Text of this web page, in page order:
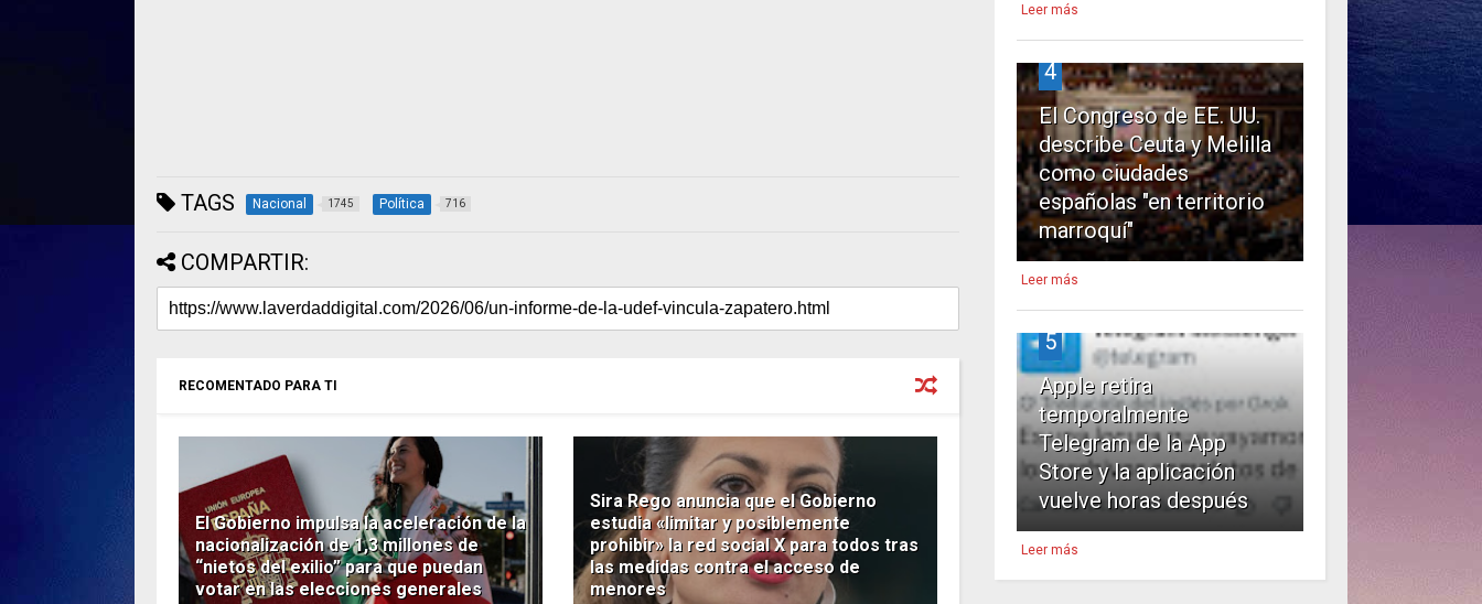
TAGS Nacional 1745 Política 716
COMPARTIR:
RECOMENTADO PARA TI
El Gobierno impulsa la aceleración de la
nacionalización de 1,3 millones de
“nietos del exilio” para que puedan
votar en las elecciones generales
Sira Rego anuncia que el Gobierno
estudia «limitar y posiblemente
prohibir» la red social X para todos tras
las medidas contra el acceso de
menores
Leer más
4
El Congreso de EE. UU.
describe Ceuta y Melilla
como ciudades
españolas "en territorio
marroquí"
Leer más
5
Apple retira
temporalmente
Telegram de la App
Store y la aplicación
vuelve horas después
Leer más